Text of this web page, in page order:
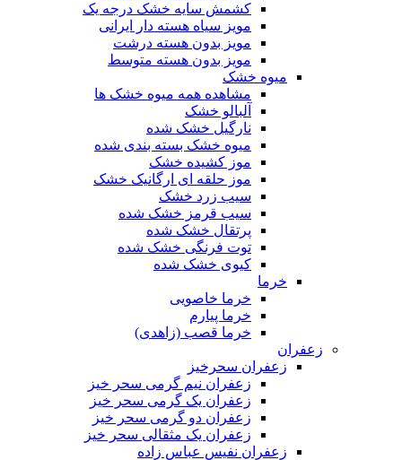
کشمش سایه خشک درجه یک
مویز سیاه هسته دار ایرانی
مویز بدون هسته درشت
مویز بدون هسته متوسط
میوه خشک
مشاهده همه میوه خشک ها
آلبالو خشک
نارگیل خشک شده
میوه خشک بسته بندی شده
موز کشیده خشک
موز حلقه ای ارگانیک خشک
سیب زرد خشک
سیب قرمز خشک شده
پرتقال خشک شده
توت فرنگی خشک شده
کیوی خشک شده
خرما
خرما خاصویی
خرما پیارم
خرما قصب (زاهدی)
زعفران
زعفران سحرخیز
زعفران نیم گرمی سحر خیز
زعفران یک گرمی سحر خیز
زعفران دو گرمی سحر خیز
زعفران یک مثقالی سحر خیز
زعفران نفیس عباس زاده